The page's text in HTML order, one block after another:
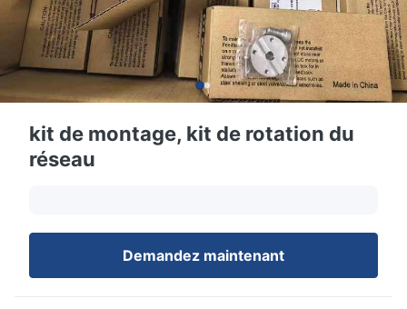
kit de montage, kit de rotation du
réseau
Demandez maintenant